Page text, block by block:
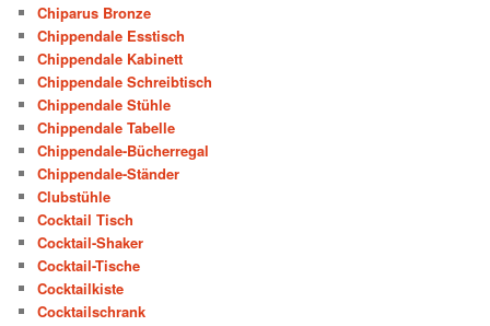
Chiparus Bronze
Chippendale Esstisch
Chippendale Kabinett
Chippendale Schreibtisch
Chippendale Stühle
Chippendale Tabelle
Chippendale-Bücherregal
Chippendale-Ständer
Clubstühle
Cocktail Tisch
Cocktail-Shaker
Cocktail-Tische
Cocktailkiste
Cocktailschrank